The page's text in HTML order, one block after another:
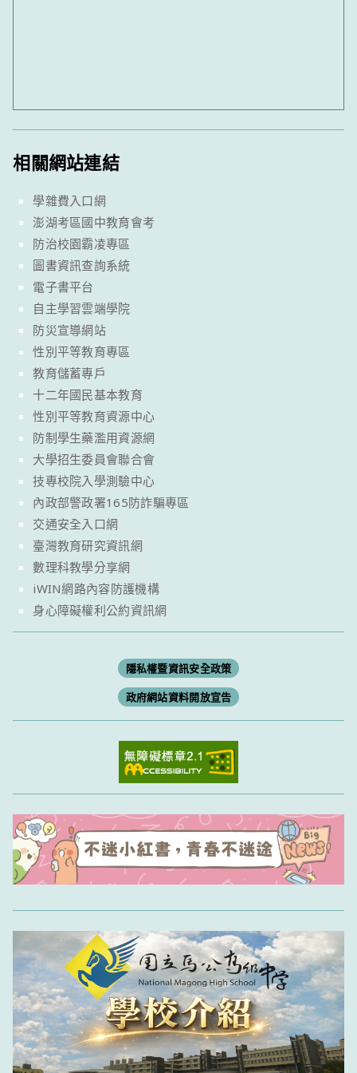
相關網站連結
學雜費入口網
澎湖考區國中教育會考
防治校園霸凌專區
圖書資訊查詢系統
電子書平台
自主學習雲端學院
防災宣導網站
性別平等教育專區
教育儲蓄專戶
十二年國民基本教育
性別平等教育資源中心
防制學生藥濫用資源網
大學招生委員會聯合會
技專校院入學測驗中心
內政部警政署165防詐騙專區
交通安全入口網
臺灣教育研究資訊網
數理科教學分享網
iWIN網路內容防護機構
身心障礙權利公約資訊網
隱私權暨資訊安全政策
政府網站資料開放宣告